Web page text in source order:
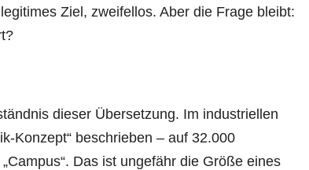
Ziel, zweifellos. Aber die Frage bleibt:
dieser Übersetzung. Im industriellen
Konzept“ beschrieben – auf 32.000
Das ist ungefähr die Größe eines